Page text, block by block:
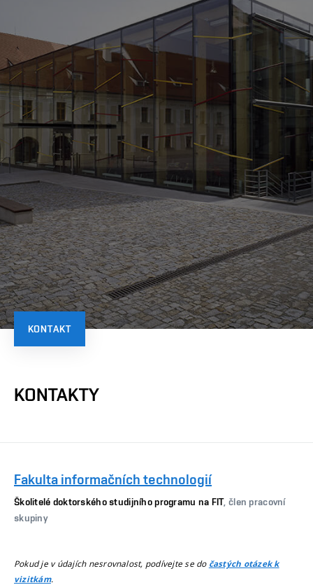
KONTAKT
KONTAKTY
Fakulta informačních technologií
Školitelé doktorského studijního programu na FIT, člen pracovní
skupiny
Pokud je v údajích nesrovnalost, podívejte se do častých otázek k
vizitkám.